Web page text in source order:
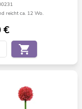
reicht ca. 12 Wo.
€